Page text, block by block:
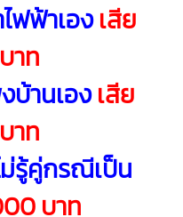
ฟฟ้าเองเสีย
าท
บ้านเองเสีย
าท
รู้คู่กรณีเป็น
บาท